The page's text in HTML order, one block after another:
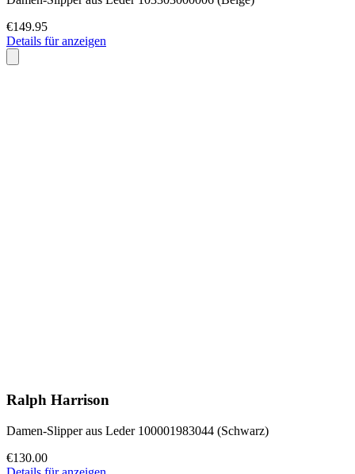
€149.95
Details für anzeigen
Ralph Harrison
Damen-Slipper aus Leder 100001983044 (Schwarz)
€130.00